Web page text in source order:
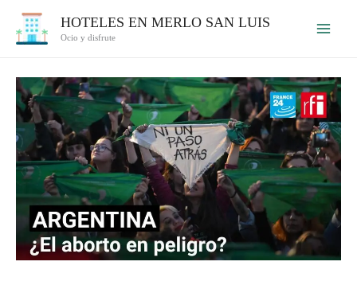
HOTELES EN MERLO SAN LUIS
Ocio y disfrute